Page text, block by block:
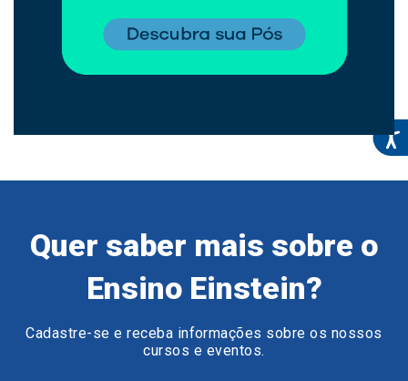
Quer saber mais sobre o
Ensino Einstein?
Cadastre-se e receba informações sobre os nossos
cursos e eventos.